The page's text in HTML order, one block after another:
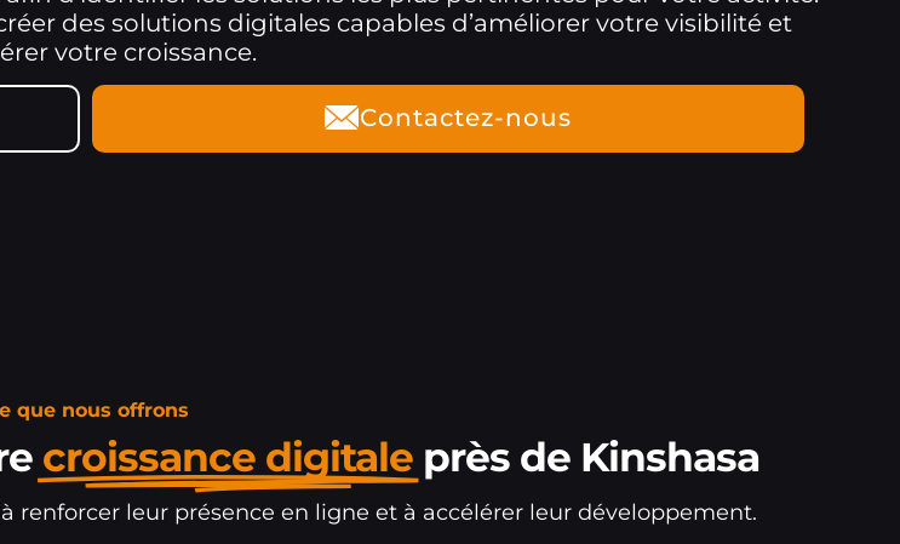
des solutions digitales capables d’améliorer votre visibilité et
votre croissance.
Contactez-nous
que nous offrons
croissance digitale près de Kinshasa
renforcer leur présence en ligne et à accélérer leur développement.